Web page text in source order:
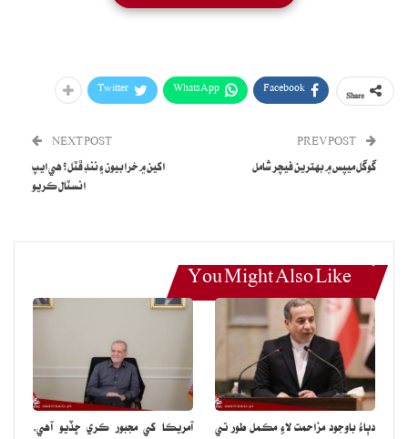
Facebook
WhatsApp
Twitter
گوگل ميپس ۾ بهترين فيچر شامل
NEXT POST
اکين ۾ خرابيون ۽ ننڊ ڦٽل؟ هي ايپ
انسٽال ڪريو
You Might Also Like
دٻاءُ باوجود مزاحمت لاءِ مڪمل طور تي
آمريڪا کي مجبور ڪري ڇڏيو آهي،